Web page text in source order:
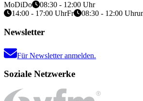
MoDiDo
08:30 - 12:00 Uhr
14:00 - 17:00 UhrFr 08:30 - 12:00 Uhr
Newsletter
Für Newsletter anmelden.
Soziale Netzwerke